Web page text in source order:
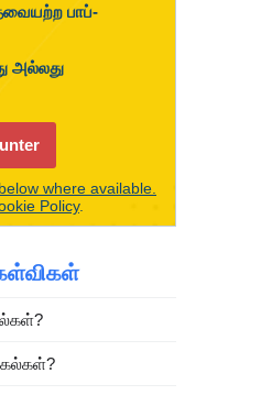
பாப்-
அல்லது
where available.
Policy.